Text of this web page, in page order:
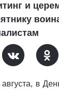
и
в